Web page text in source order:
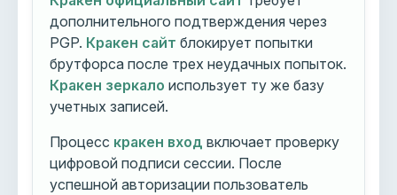
дополнительного подтверждения через
PGP. Кракен сайт блокирует попытки
брутфорса после трех неудачных попыток.
Кракен зеркало использует ту же базу
учетных записей.
Процесс кракен вход включает проверку
цифровой подписи сессии. После
успешной авторизации пользователь